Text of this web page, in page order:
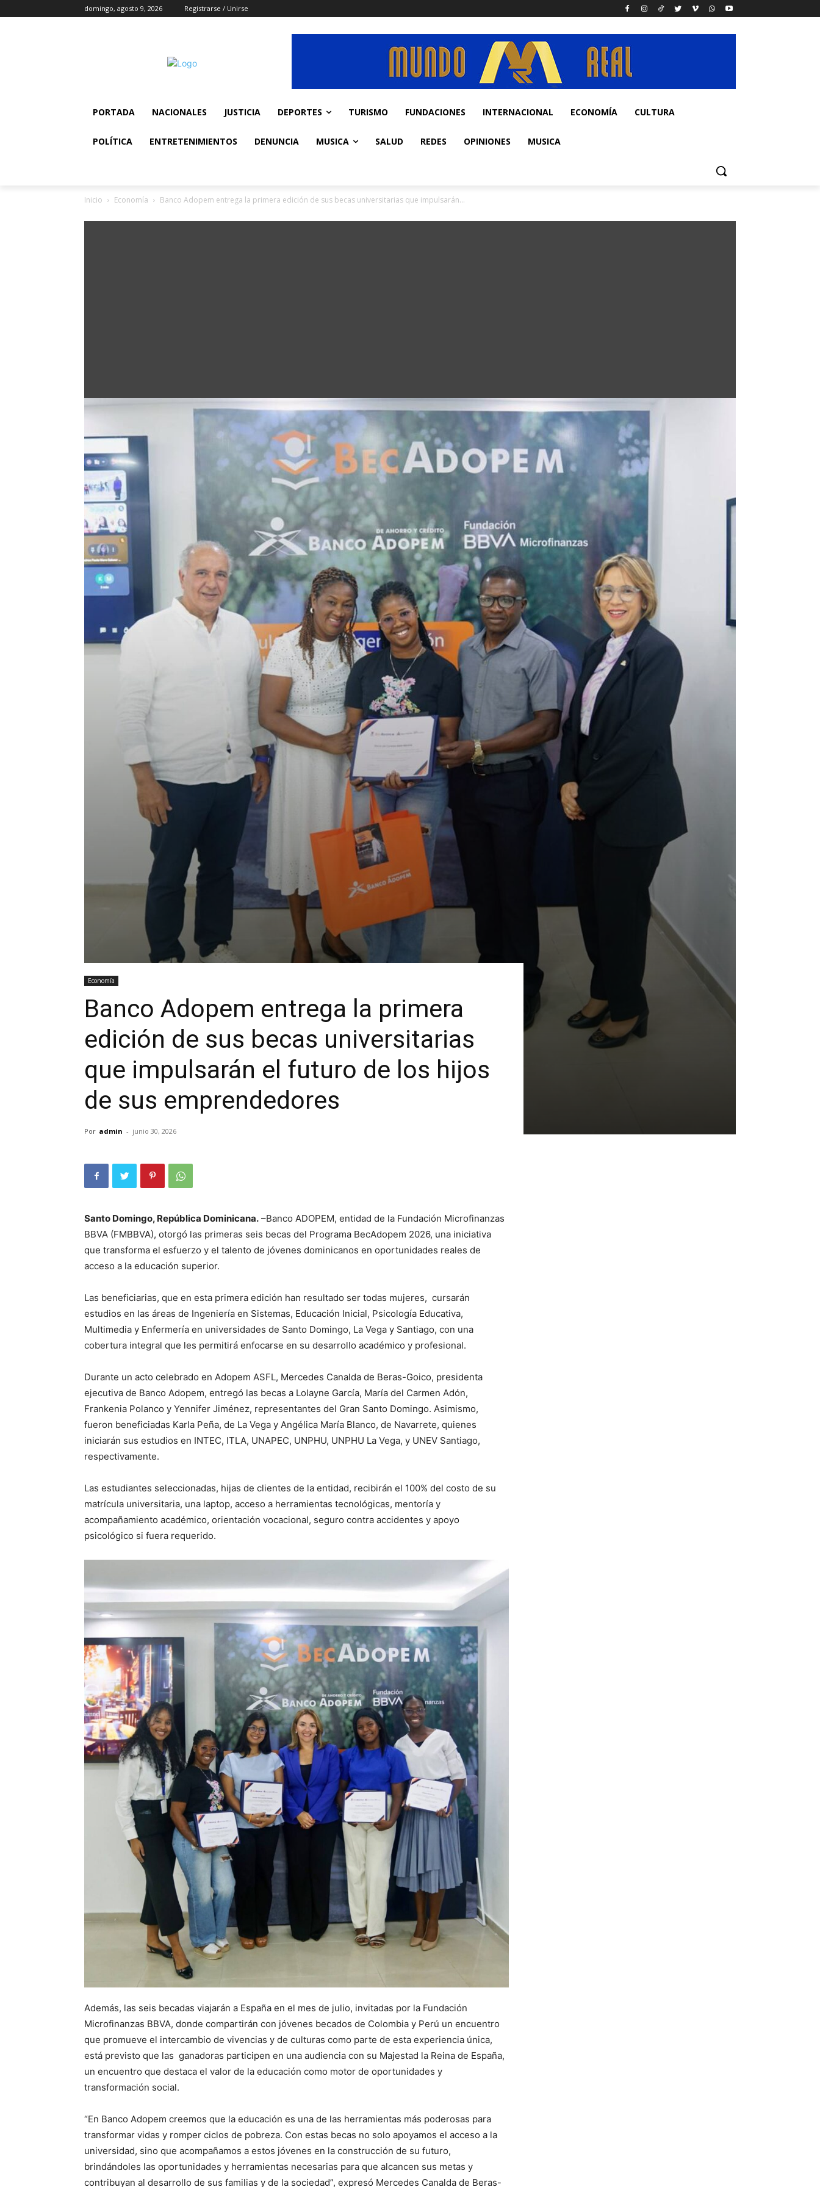
domingo, agosto 9, 2026 Registrarse / Unirse
PORTADA NACIONALES JUSTICIA DEPORTES TURISMO FUNDACIONES INTERNACIONAL ECONOMÍA CULTURA
POLÍTICA ENTRETENIMIENTOS DENUNCIA MUSICA SALUD REDES OPINIONES MUSICA
Inicio Economía Banco Adopem entrega la primera edición de sus becas universitarias que impulsarán...
Economía
Banco Adopem entrega la primera
edición de sus becas universitarias
que impulsarán el futuro de los hijos
de sus emprendedores
Por admin - junio 30, 2026
Santo Domingo, República Dominicana. –Banco ADOPEM, entidad de la Fundación Microfinanzas
BBVA (FMBBVA), otorgó las primeras seis becas del Programa BecAdopem 2026, una iniciativa
que transforma el esfuerzo y el talento de jóvenes dominicanos en oportunidades reales de
acceso a la educación superior.
Las beneficiarias, que en esta primera edición han resultado ser todas mujeres, cursarán
estudios en las áreas de Ingeniería en Sistemas, Educación Inicial, Psicología Educativa,
Multimedia y Enfermería en universidades de Santo Domingo, La Vega y Santiago, con una
cobertura integral que les permitirá enfocarse en su desarrollo académico y profesional.
Durante un acto celebrado en Adopem ASFL, Mercedes Canalda de Beras-Goico, presidenta
ejecutiva de Banco Adopem, entregó las becas a Lolayne García, María del Carmen Adón,
Frankenia Polanco y Yennifer Jiménez, representantes del Gran Santo Domingo. Asimismo,
fueron beneficiadas Karla Peña, de La Vega y Angélica María Blanco, de Navarrete, quienes
iniciarán sus estudios en INTEC, ITLA, UNAPEC, UNPHU, UNPHU La Vega, y UNEV Santiago,
respectivamente.
Las estudiantes seleccionadas, hijas de clientes de la entidad, recibirán el 100% del costo de su
matrícula universitaria, una laptop, acceso a herramientas tecnológicas, mentoría y
acompañamiento académico, orientación vocacional, seguro contra accidentes y apoyo
psicológico si fuera requerido.
Además, las seis becadas viajarán a España en el mes de julio, invitadas por la Fundación
Microfinanzas BBVA, donde compartirán con jóvenes becados de Colombia y Perú un encuentro
que promueve el intercambio de vivencias y de culturas como parte de esta experiencia única,
está previsto que las ganadoras participen en una audiencia con su Majestad la Reina de España,
un encuentro que destaca el valor de la educación como motor de oportunidades y
transformación social.
“En Banco Adopem creemos que la educación es una de las herramientas más poderosas para
transformar vidas y romper ciclos de pobreza. Con estas becas no solo apoyamos el acceso a la
universidad, sino que acompañamos a estos jóvenes en la construcción de su futuro,
brindándoles las oportunidades y herramientas necesarias para que alcancen sus metas y
contribuyan al desarrollo de sus familias y de la sociedad”, expresó Mercedes Canalda de Beras-